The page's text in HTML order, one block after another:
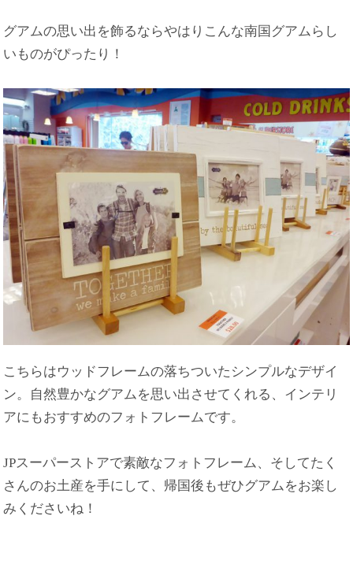
グアムの思い出を飾るならやはりこんな南国グアムらし
いものがぴったり！
こちらはウッドフレームの落ちついたシンプルなデザイ
ン。自然豊かなグアムを思い出させてくれる、インテリ
アにもおすすめのフォトフレームです。
JPスーパーストアで素敵なフォトフレーム、そしてたく
さんのお土産を手にして、帰国後もぜひグアムをお楽し
みくださいね！